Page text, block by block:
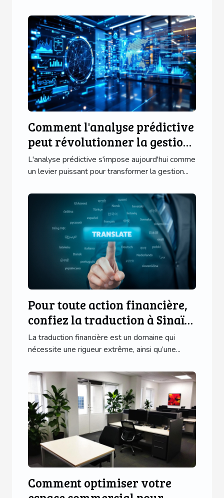
Comment l'analyse prédictive
peut révolutionner la gestion
des PME ?
L'analyse prédictive s'impose aujourd'hui comme
un levier puissant pour transformer la gestion...
Pour toute action financière,
confiez la traduction à Sinaï
Trad !
La traduction financière est un domaine qui
nécessite une rigueur extrême, ainsi qu’une...
Comment optimiser votre